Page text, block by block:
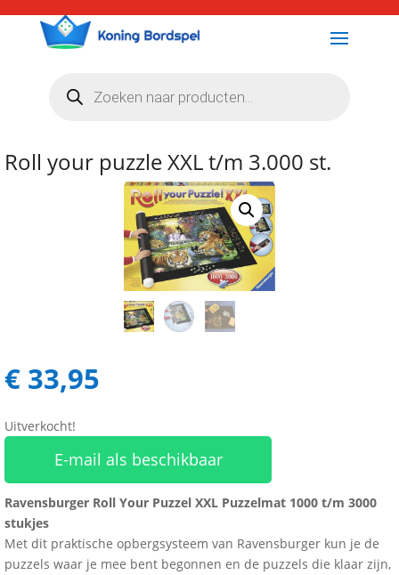
zoeken
Roll your puzzle XXL t/m 3.000 st.
€ 33,95
Uitverkocht!
E-mail als beschikbaar
Ravensburger Roll Your Puzzel XXL Puzzelmat 1000 t/m 3000
stukjes
Met dit praktische opbergsysteem van Ravensburger kun je de
puzzels waar je mee bent begonnen en de puzzels die klaar zijn,